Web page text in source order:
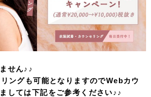
せん♪♪
ングも可能となりますのでWebカウ
しては下記をご参考ください♪♪